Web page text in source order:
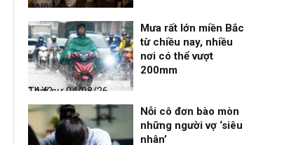
Nhịp sống 24h
04/08/26, 14:47
Thời sự
04/08/26, 14:42
Mưa rất lớn miền Bắc
từ chiều nay, nhiều
nơi có thể vượt
200mm
Nỗi cô đơn bào mòn
những người vợ ‘siêu
nhân’